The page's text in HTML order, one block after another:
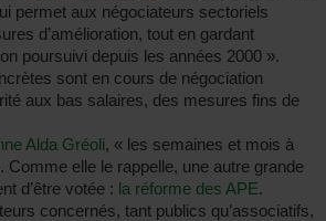
permet aux négociateurs sectoriels
d’amélioration, tout en gardant
poursuivi depuis les années 2000 ».
sont en cours de négociation
aux bas salaires, des mesures fins de
Alda Gréoli, « les semaines et mois à
Comme elle le rappelle, une autre grande
d’être votée : la réforme des APE.
concernés, tant publics qu’associatifs,